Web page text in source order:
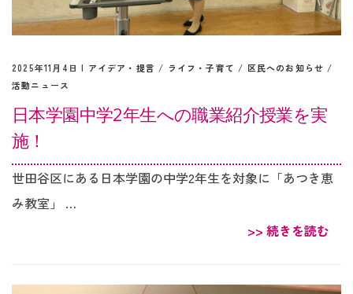
2025年11月4日 | アイデア・提言 / ライフ・子育て / 区民へのお知らせ /
活動ニュース
日本学園中学2年生への職業紹介授業を実
施！
世田谷区にある日本学園の中学2年生を対象に「あつき恵
み教室」 …
>> 続きを読む